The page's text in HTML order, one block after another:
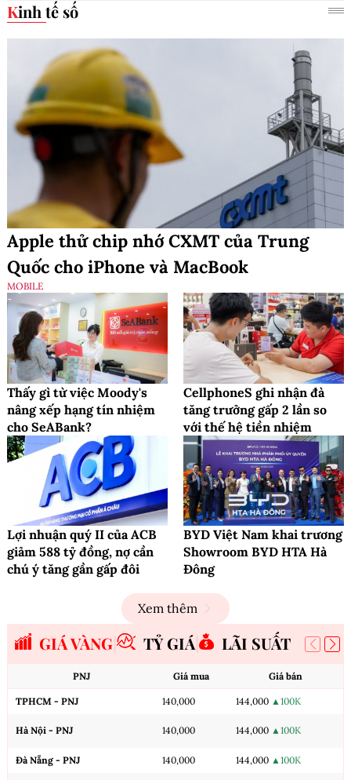
Kinh tế số
Apple thử chip nhớ CXMT của Trung
Quốc cho iPhone và MacBook
MOBILE
Thấy gì từ việc Moody's
nâng xếp hạng tín nhiệm
cho SeABank?
CellphoneS ghi nhận đà
tăng trưởng gấp 2 lần so
với thế hệ tiền nhiệm
Lợi nhuận quý II của ACB
giảm 588 tỷ đồng, nợ cần
chú ý tăng gần gấp đôi
BYD Việt Nam khai trương
Showroom BYD HTA Hà
Đông
Xem thêm
GIÁ VÀNG TỶ GIÁ LÃI SUẤT
PNJ Giá mua Giá bán
TPHCM - PNJ 140,000 144,000 ▲100K
Hà Nội - PNJ 140,000 144,000 ▲100K
Đà Nẵng - PNJ 140,000 144,000 ▲100K